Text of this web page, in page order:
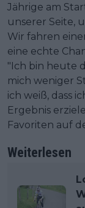
Jährige am
unserer Seite,
Wir fahren
eine echte
"Ich bin heute
mich weniger
ich weiß, dass
Ergebnis
Favoriten auf
Weiterlesen